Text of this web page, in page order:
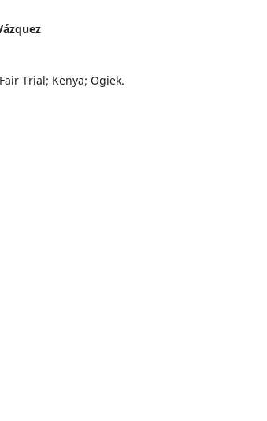
Trial; Kenya; Ogiek.